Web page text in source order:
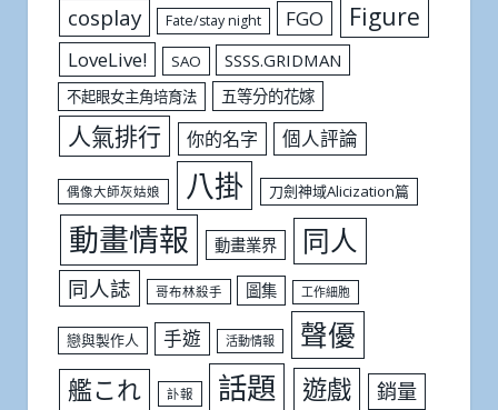
cosplay Fate/stay night FGO Figure
LoveLive! SAO SSSS.GRIDMAN
不起眼女主角培育法 五等分的花嫁
人氣排行 你的名字 個人評論
偶像大師灰姑娘 八掛 刀劍神域Alicization篇
動畫情報 動畫業界 同人
同人誌 哥布林殺手 圖集 工作細胞
戀與製作人 手遊 活動情報 聲優
艦これ 訃報 話題 遊戲 銷量